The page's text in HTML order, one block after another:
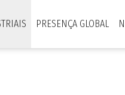
PRESENÇA GLOBAL